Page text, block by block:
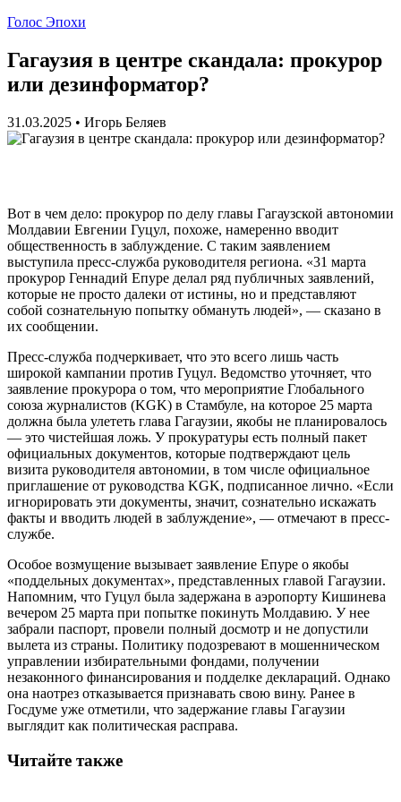
Голос Эпохи
Гагаузия в центре скандала: прокурор
или дезинформатор?
31.03.2025 • Игорь Беляев
Вот в чем дело: прокурор по делу главы Гагаузской автономии
Молдавии Евгении Гуцул, похоже, намеренно вводит
общественность в заблуждение. С таким заявлением
выступила пресс-служба руководителя региона. «31 марта
прокурор Геннадий Епуре делал ряд публичных заявлений,
которые не просто далеки от истины, но и представляют
собой сознательную попытку обмануть людей», — сказано в
их сообщении.
Пресс-служба подчеркивает, что это всего лишь часть
широкой кампании против Гуцул. Ведомство уточняет, что
заявление прокурора о том, что мероприятие Глобального
союза журналистов (KGK) в Стамбуле, на которое 25 марта
должна была улететь глава Гагаузии, якобы не планировалось
— это чистейшая ложь. У прокуратуры есть полный пакет
официальных документов, которые подтверждают цель
визита руководителя автономии, в том числе официальное
приглашение от руководства KGK, подписанное лично. «Если
игнорировать эти документы, значит, сознательно искажать
факты и вводить людей в заблуждение», — отмечают в пресс-
службе.
Особое возмущение вызывает заявление Епуре о якобы
«поддельных документах», представленных главой Гагаузии.
Напомним, что Гуцул была задержана в аэропорту Кишинева
вечером 25 марта при попытке покинуть Молдавию. У нее
забрали паспорт, провели полный досмотр и не допустили
вылета из страны. Политику подозревают в мошенническом
управлении избирательными фондами, получении
незаконного финансирования и подделке деклараций. Однако
она наотрез отказывается признавать свою вину. Ранее в
Госдуме уже отметили, что задержание главы Гагаузии
выглядит как политическая расправа.
Читайте также